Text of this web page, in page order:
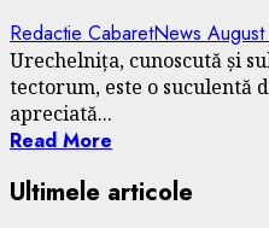
Redactie CabaretNews
Urechelnița, cunoscută și
tectorum, este o suculentă
apreciată...
Read More
Ultimele articole